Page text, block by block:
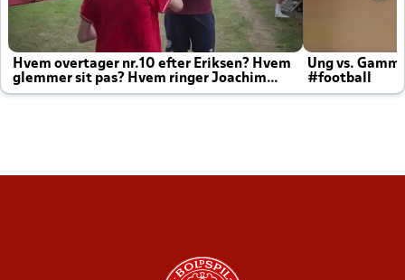
Hvem overtager nr.10 efter Eriksen? Hvem
glemmer sit pas? Hvem ringer Joachim
altid til efter kampe?
Ung vs.
#football